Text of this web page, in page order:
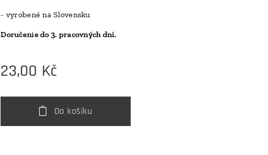
- vyrobené na Slovensku
Doručenie do 3. pracovných dní.
23,00 Kč
Do košíku